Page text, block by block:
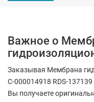
Важное о
Заказывая Мембрана
С-000014918 RDS-
Вы получаете